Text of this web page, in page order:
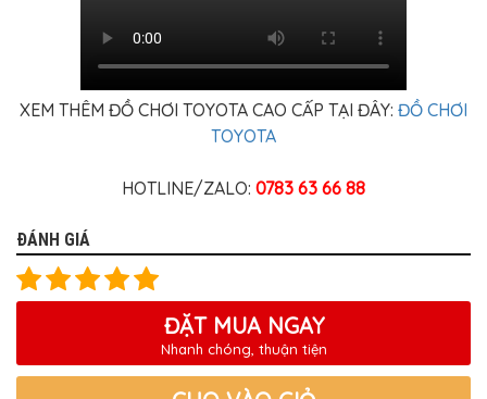
XEM THÊM ĐỒ CHƠI TOYOTA CAO CẤP TẠI ĐÂY: ĐỒ CHƠI
TOYOTA
HOTLINE/ZALO: 0783 63 66 88
ĐÁNH GIÁ
ĐẶT MUA NGAY
Nhanh chóng, thuận tiện